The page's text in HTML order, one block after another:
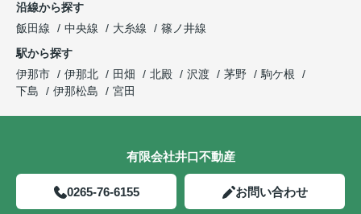
沿線から探す
飯田線
中央線 大糸線
篠ノ井線
駅から探す
伊那市
伊那北 田畑 北殿 沢渡 茅野
駒ケ根
下島
伊那松島 宮田
有限会社井口不動産
0265-76-6155 お問い合わせ